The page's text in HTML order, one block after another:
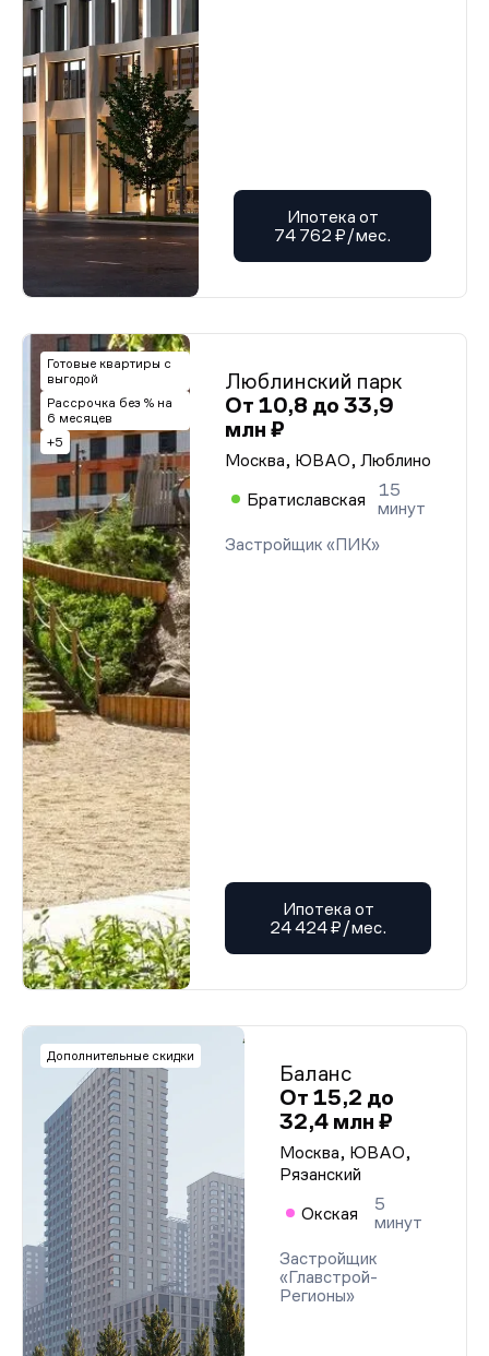
Ипотека от
74 762 ₽/мес.
Готовые квартиры с
выгодой
Рассрочка без % на
6 месяцев
+5
Люблинский парк
От 10,8 до 33,9
млн ₽
Москва, ЮВАО, Люблино
Братиславская
15
минут
Застройщик «ПИК»
Ипотека от
24 424 ₽/мес.
Дополнительные скидки
Баланс
От 15,2 до
32,4 млн ₽
Москва, ЮВАО,
Рязанский
Окская
5
минут
Застройщик
«Главстрой-
Регионы»